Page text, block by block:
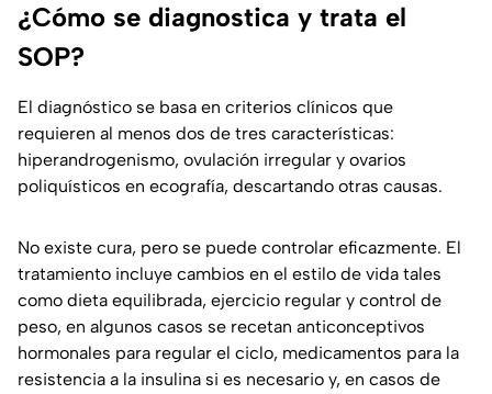
¿Cómo se diagnostica y trata el
SOP?
El diagnóstico se basa en criterios clínicos que
requieren al menos dos de tres características:
hiperandrogenismo, ovulación irregular y ovarios
poliquísticos en ecografía, descartando otras causas.
No existe cura, pero se puede controlar eficazmente. El
tratamiento incluye cambios en el estilo de vida tales
como dieta equilibrada, ejercicio regular y control de
peso, en algunos casos se recetan anticonceptivos
hormonales para regular el ciclo, medicamentos para la
resistencia a la insulina si es necesario y, en casos de